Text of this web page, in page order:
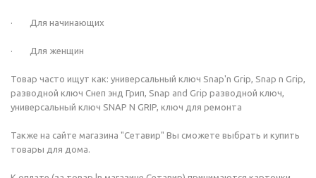
· Для начинающих
· Для женщин
Товар часто ищут как: универсальный ключ Snap'n Grip, Snap n Grip,
разводной ключ Снеп энд Грип, Snap and Grip разводной ключ,
универсальный ключ SNAP N GRIP, ключ для ремонта
Также на сайте магазина "Сетавир" Вы сможете выбрать и купить
товары для дома.